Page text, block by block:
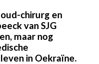
chirurg en
van SJG
maar nog
in Oekraïne.